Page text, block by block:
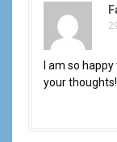
I am so
your thoughts!